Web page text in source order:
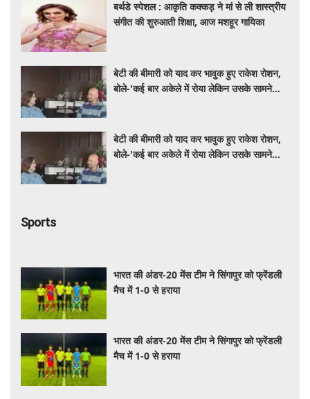
बर्थडे स्पेशल : आकृति कक्कड़ ने मां से ली शास्त्रीय
संगीत की शुरुआती शिक्षा, आज मशहूर गायिका
बेटी की बीमारी को याद कर भावुक हुए राकेश रोशन,
बोले-'कई बार अकेले में रोया लेकिन उसके सामने
बेटी की बीमारी को याद कर भावुक हुए राकेश रोशन,
बोले-'कई बार अकेले में रोया लेकिन उसके सामने
Sports
भारत की अंडर-20 मेंस टीम ने सिंगापुर को फ्रेंडली
मैच में 1-0 से हराया
भारत की अंडर-20 मेंस टीम ने सिंगापुर को फ्रेंडली
मैच में 1-0 से हराया